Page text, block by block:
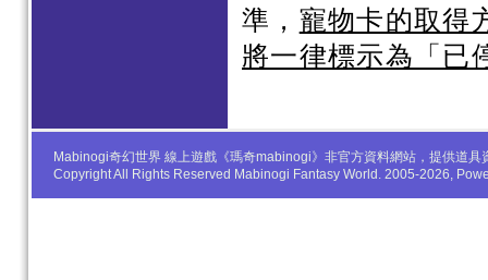
準， 寵物卡的取得
將一律標示為「已
Mabinogi奇幻世界 線上遊戲《瑪奇mabinogi》非官方資料網站，提供道
Copyright All Rights Reserved Mabinogi Fantasy World. 2005-2026,